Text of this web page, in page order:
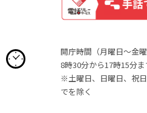
開庁時間（月曜日〜金曜
8時30分から17時15分ま
※土曜日、日曜日、祝
でを除く